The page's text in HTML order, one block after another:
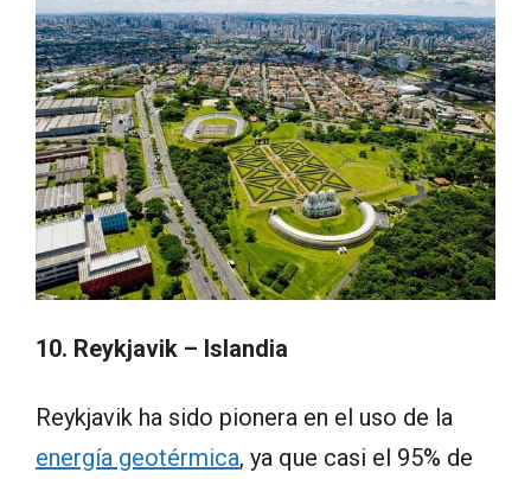
10. Reykjavik – Islandia
Reykjavik ha sido pionera en el uso de la
energía geotérmica, ya que casi el 95% de